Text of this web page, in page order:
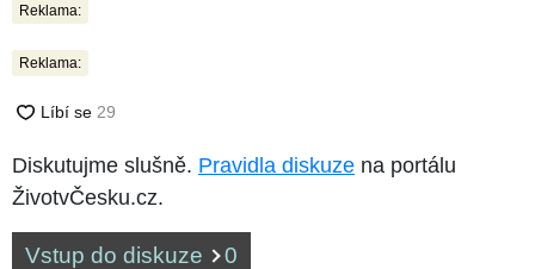
Reklama:
Reklama:
Diskutujme slušně. Pravidla diskuze na portálu
ŽivotvČesku.cz.
Vstup do diskuze 0